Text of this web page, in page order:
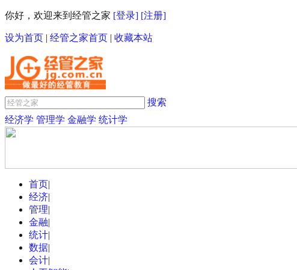
你好，欢迎来到经管之家 [登录] [注册]
设为首页 | 经管之家首页 | 收藏本站
搜索
经济学 管理学 金融学 统计学
首页|
经济|
管理|
金融|
统计|
数据|
会计|